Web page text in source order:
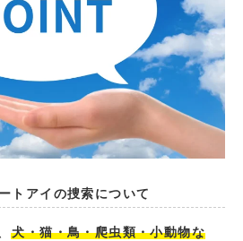
トアイの捜索について
犬・猫・鳥・爬虫類・小動物な